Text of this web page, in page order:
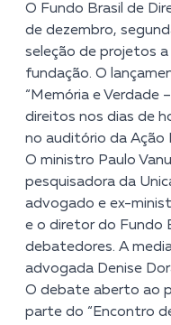
O Fundo Brasil de
de dezembro,
seleção de projetos
fundação. O
“Memória e Verdade
direitos nos dias de
no auditório da Ação
O ministro Paulo
pesquisadora da
advogado e ex-
e o diretor do Fundo
debatedores. A
advogada Denise
O debate aberto ao
parte do “Encontro